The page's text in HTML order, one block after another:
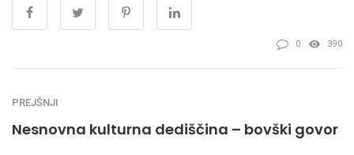
0 390
PREJŠNJI
Nesnovna kulturna dediščina – bovški govor